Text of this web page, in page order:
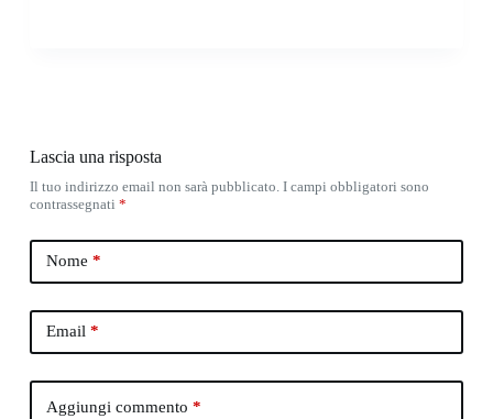
Lascia una risposta
Il tuo indirizzo email non sarà pubblicato. I campi obbligatori sono
contrassegnati *
Nome *
Email*
Aggiungi commento *